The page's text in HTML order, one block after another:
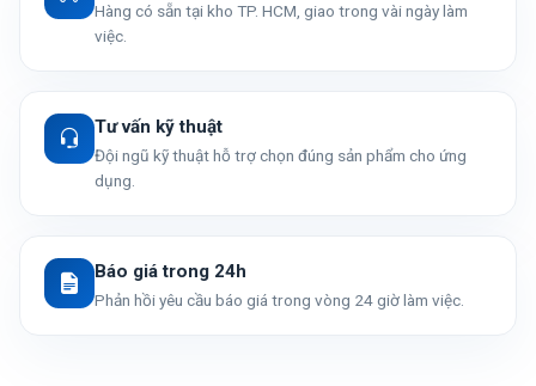
Hàng có sẵn tại kho TP. HCM, giao trong vài ngày làm
việc.
Tư vấn kỹ thuật
Đội ngũ kỹ thuật hỗ trợ chọn đúng sản phẩm cho ứng
dụng.
Báo giá trong 24h
Phản hồi yêu cầu báo giá trong vòng 24 giờ làm việc.